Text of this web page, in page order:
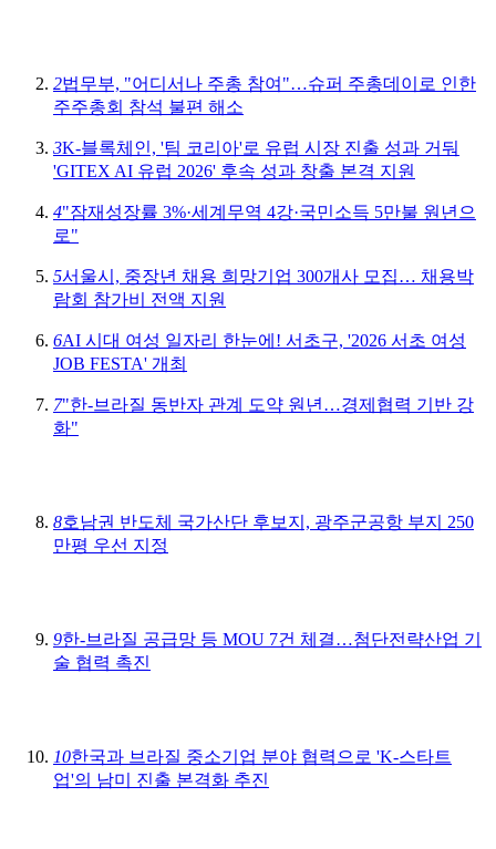
2법무부, "어디서나 주총 참여"…슈퍼 주총데이로 인한
주주총회 참석 불편 해소
3K-블록체인, '팀 코리아'로 유럽 시장 진출 성과 거둬
'GITEX AI 유럽 2026' 후속 성과 창출 본격 지원
4"잠재성장률 3%·세계무역 4강·국민소득 5만불 원년으
로"
5서울시, 중장년 채용 희망기업 300개사 모집… 채용박
람회 참가비 전액 지원
6AI 시대 여성 일자리 한눈에! 서초구, '2026 서초 여성
JOB FESTA' 개최
7"한-브라질 동반자 관계 도약 원년…경제협력 기반 강
화"
8호남권 반도체 국가산단 후보지, 광주군공항 부지 250
만평 우선 지정
9한-브라질 공급망 등 MOU 7건 체결…첨단전략산업 기
술 협력 촉진
10한국과 브라질 중소기업 분야 협력으로 'K-스타트
업'의 남미 진출 본격화 추진